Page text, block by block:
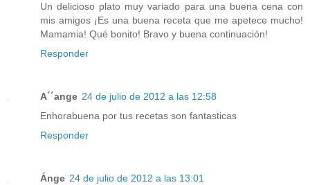
Un delicioso plato muy variado para una buena cena con
mis amigos ¡Es una buena receta que me apetece mucho!
Mamamia! Qué bonito! Bravo y buena continuación!
Responder
A´´ange 24 de julio de 2012 a las 12:58
Enhorabuena por tus recetas son fantasticas
Responder
Ánge 24 de julio de 2012 a las 13:01